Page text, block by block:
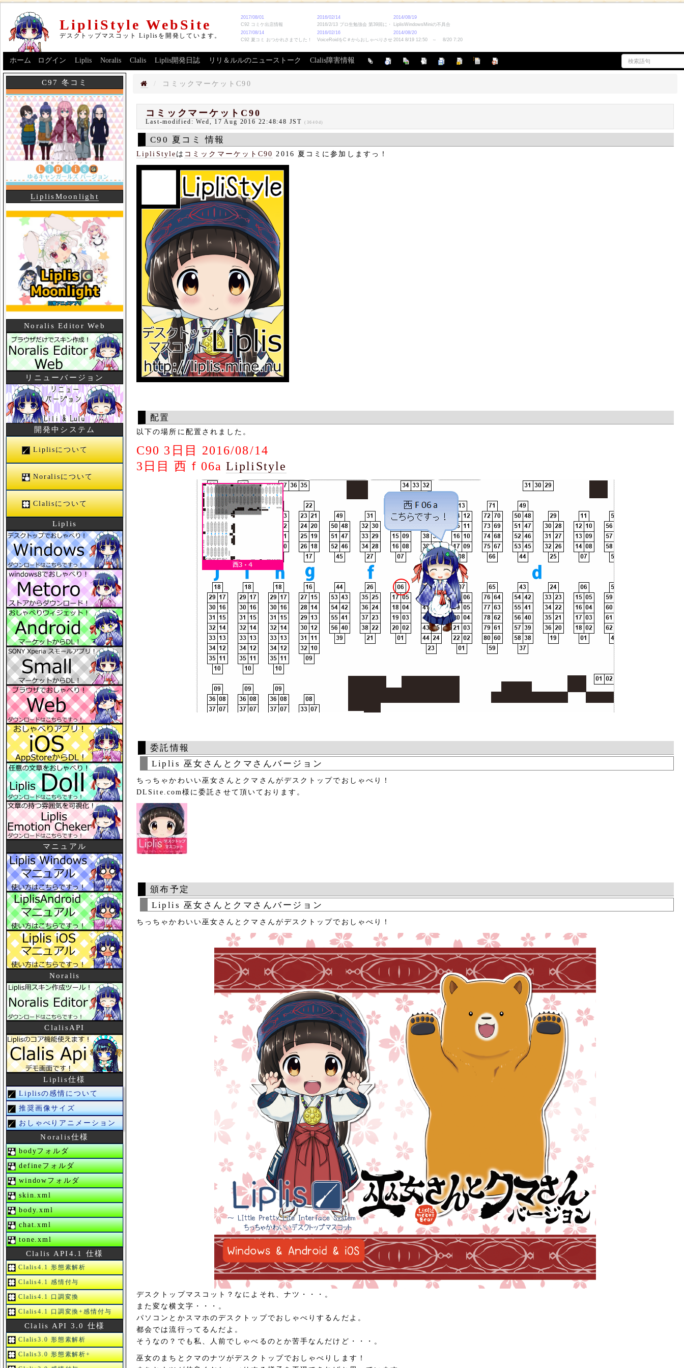
LipliStyle WebSite
デスクトップマスコット Liplisを開発しています。
ホーム ログイン Liplis Noralis Clalis Liplis開発日誌 リリ＆ルルのニューストーク Clalis障害情報
一
最
終
差
ソ
バ
ッ
凍
名
ヘ
ル
コミックマーケットC90
コミックマーケットC90
Last-modified:Wed, 17 Aug 2016 22:48:48 JST (3640d)
C90 夏コミ 情報
LipliStyle は コミックマーケットC90 2016 夏コミに参加しますっ！
配置
以下の場所に配置されました。
C90 3日目 2016/08/14
3日目 西ｆ06a LipliStyle
委託情報
Liplis 巫女さんとクマさんバージョン
ちっちゃかわいい巫女さんとクマさんがデスクトップでおしゃべり！
DLSite.com様に委託させて頂いております。
頒布予定
Liplis 巫女さんとクマさんバージョン
ちっちゃかわいい巫女さんとクマさんがデスクトップでおしゃべり！
デスクトップマスコット？なによそれ、ナツ・・・。
また変な横文字・・・。
パソコンとかスマホのデスクトップでおしゃべりするんだよ。
都会では流行ってるんだよ。
そうなの？でも私、人前でしゃべるのとか苦手なんだけど・・・。
巫女のまちとクマのナツがデスクトップでおしゃべりします！
C97 冬コミ
LiplisMoonlight
Noralis Editor Web
リニューバージョン
開発中システム
Liplisについて
Noralisについて
Clalisについて
Liplis
マニュアル
Noralis
ClalisAPI
Liplis仕様
Liplisの感情について
推奨画像サイズ
おしゃべりアニメーション
Noralis仕様
bodyフォルダ
defineフォルダ
windowフォルダ
skin.xml
body.xml
chat.xml
tone.xml
Clalis API4.1 仕様
Clalis4.1 形態素解析
Clalis4.1 感情付与
Clalis4.1 口調変換
Clalis4.1 口調変換+感情付与
Clalis API 3.0 仕様
Clalis3.0 形態素解析
Clalis3.0 形態素解析+